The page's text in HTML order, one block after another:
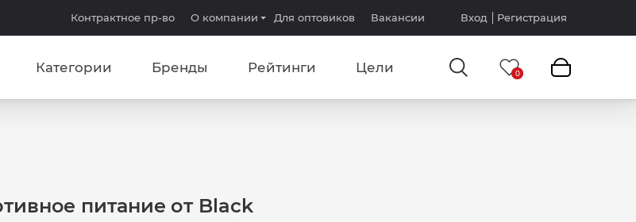
Контрактное пр-во О компании Для оптовиков Вакансии Вход Регистрация
Категории Бренды Рейтинги Цели
питание от Black